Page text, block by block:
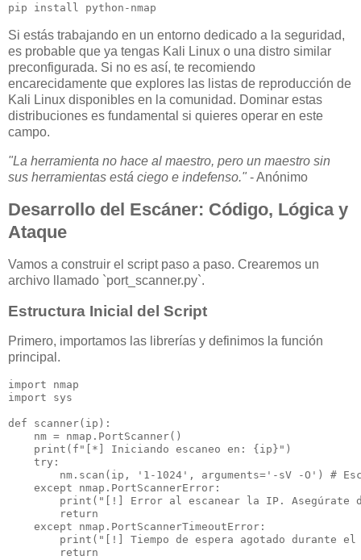
pip install python-nmap
Si estás trabajando en un entorno dedicado a la seguridad,
es probable que ya tengas Kali Linux o una distro similar
preconfigurada. Si no es así, te recomiendo
encarecidamente que explores las listas de reproducción de
Kali Linux disponibles en la comunidad. Dominar estas
distribuciones es fundamental si quieres operar en este
campo.
"La herramienta no hace al maestro, pero un maestro sin
sus herramientas está ciego e indefenso." - Anónimo
Desarrollo del Escáner: Código, Lógica y
Ataque
Vamos a construir el script paso a paso. Crearemos un
archivo llamado `port_scanner.py`.
Estructura Inicial del Script
Primero, importamos las librerías y definimos la función
principal.
import nmap
import sys
def scanner(ip):
    nm = nmap.PortScanner()
    print(f"[*] Iniciando escaneo en: {ip}")
    try:
nm.scan(ip, '1-1024', arguments='-sV -O') #
    except nmap.PortScannerError:
print("[!] Error al escanear la IP. Asegúrate
        return
    except nmap.PortScannerTimeoutError:
print("[!] Tiempo de espera agotado durante el
        return